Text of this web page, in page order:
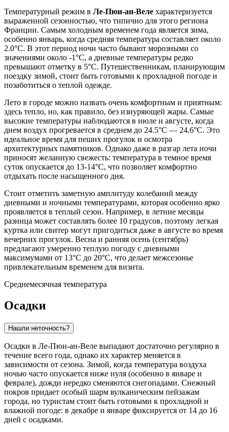
Температурный режим в Ле-Пюи-ан-Веле характеризуется
выраженной сезонностью, что типично для этого региона
Франции. Самым холодным временем года является зима,
особенно январь, когда средняя температура составляет около
2.0°C. В этот период ночи часто бывают морозными со
значениями около -1°C, а дневные температуры редко
превышают отметку в 5°C. Путешественникам, планирующим
поездку зимой, стоит быть готовыми к прохладной погоде и
позаботиться о теплой одежде.
Лето в городе можно назвать очень комфортным и приятным:
здесь тепло, но, как правило, без изнуряющей жары. Самые
высокие температуры наблюдаются в июле и августе, когда
днем воздух прогревается в среднем до 24.5°C — 24.6°C. Это
идеальное время для пеших прогулок и осмотра
архитектурных памятников. Однако даже в разгар лета ночи
приносят желанную свежесть: температура в темное время
суток опускается до 13-14°C, что позволяет комфортно
отдыхать после насыщенного дня.
Стоит отметить заметную амплитуду колебаний между
дневными и ночными температурами, которая особенно ярко
проявляется в теплый сезон. Например, в летние месяцы
разница может составлять более 10 градусов, поэтому легкая
куртка или свитер могут пригодиться даже в августе во время
вечерних прогулок. Весна и ранняя осень (сентябрь)
предлагают умеренно теплую погоду с дневными
максимумами от 13°C до 20°C, что делает межсезонье
привлекательным временем для визита.
Среднемесячная температура
Осадки
Нашли неточность?
Осадки в Ле-Пюи-ан-Веле выпадают достаточно регулярно в
течение всего года, однако их характер меняется в
зависимости от сезона. Зимой, когда температура воздуха
ночью часто опускается ниже нуля (особенно в январе и
феврале), дожди нередко сменяются снегопадами. Снежный
покров придает особый шарм вулканическим пейзажам
города, но туристам стоит быть готовыми к прохладной и
влажной погоде: в декабре и январе фиксируется от 14 до 16
дней с осадками.